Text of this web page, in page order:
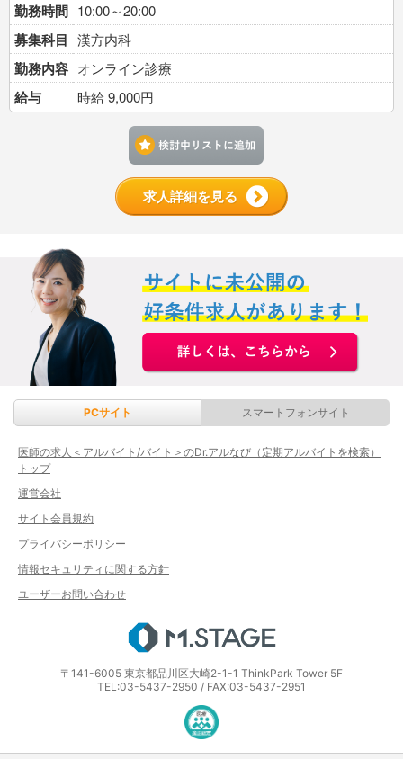
勤務時間 10:00～20:00
募集科目 漢方内科
勤務内容 オンライン診療
給与 時給 9,000円
求人詳細を見る
PCサイト スマートフォンサイト
医師の求人＜アルバイト/バイト＞のDr.アルなび（定期アルバイトを検索）
トップ
運営会社
サイト会員規約
プライバシーポリシー
情報セキュリティに関する方針
ユーザーお問い合わせ
〒141-6005 東京都品川区大崎2-1-1 ThinkPark Tower 5F
TEL:03-5437-2950 / FAX:03-5437-2951